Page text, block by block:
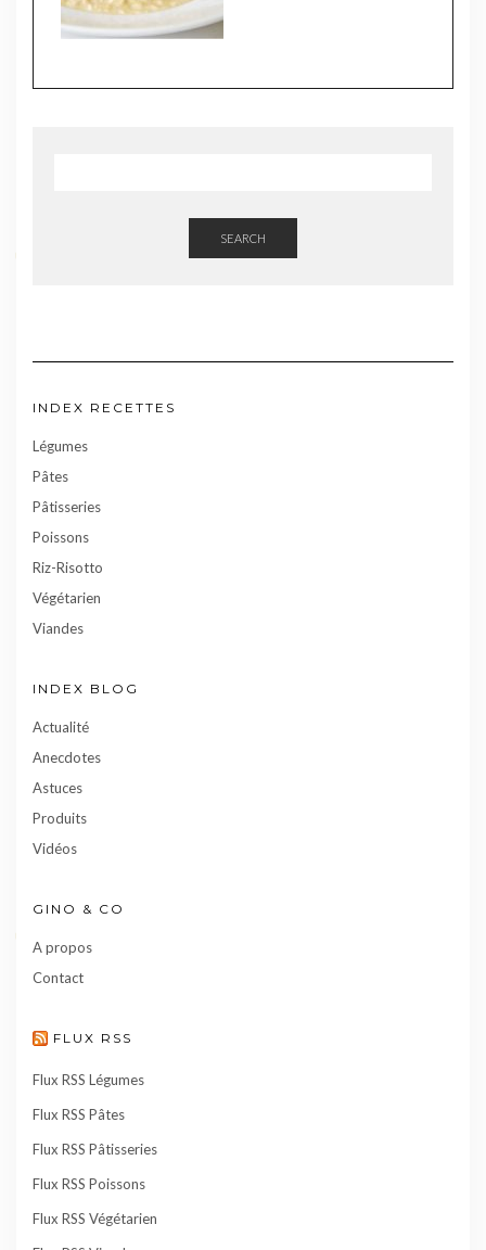
SEARCH
INDEX RECETTES
Légumes
Pâtes
Pâtisseries
Poissons
Riz-Risotto
Végétarien
Viandes
INDEX BLOG
Actualité
Anecdotes
Astuces
Produits
Vidéos
GINO & CO
A propos
Contact
FLUX RSS
Flux RSS Légumes
Flux RSS Pâtes
Flux RSS Pâtisseries
Flux RSS Poissons
Flux RSS Végétarien